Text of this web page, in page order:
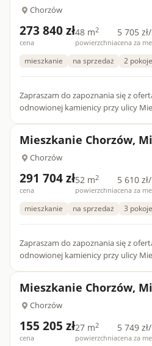
Chorzów
273 840 zł
cena
48 m2
powierzchnia
5 705
cena za
mieszkanie na sprzedaż 2 pokoje
Zapraszam do zapoznania się z
odnowionej kamienicy przy ulicy
Mieszkanie Chorzów,
Chorzów
291 704 zł
cena
52 m2
powierzchnia
5 610
cena za
mieszkanie na sprzedaż 3 pokoje
Zapraszam do zapoznania się z
odnowionej kamienicy przy ulicy
Mieszkanie Chorzów,
Chorzów
155 205 zł
cena
27 m2
powierzchnia
5 749
cena za